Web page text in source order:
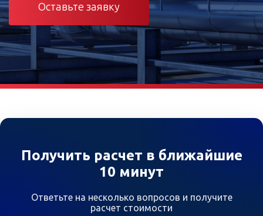
Оставьте заявку
Получить расчет в ближайшие
10 минут
Ответьте на несколько вопросов и получите
расчет стоимости